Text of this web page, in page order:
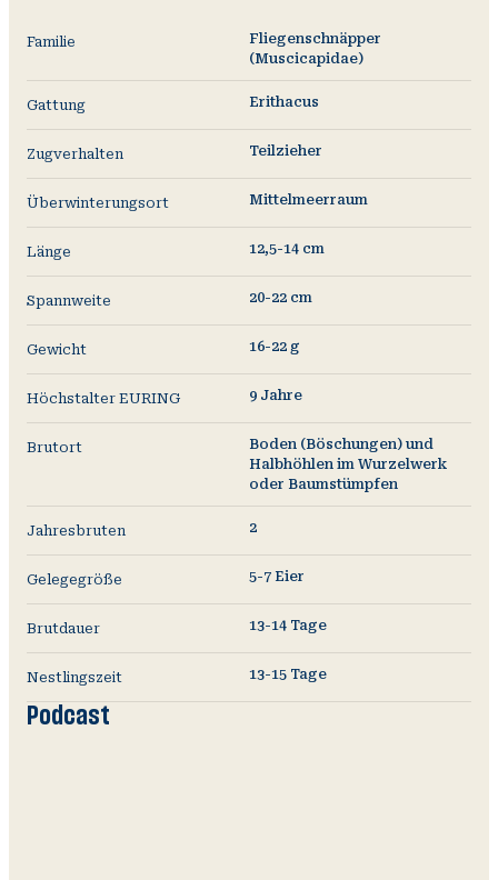
Familie
Fliegenschnäpper
(Muscicapidae)
Gattung Erithacus
Zugverhalten Teilzieher
Überwinterungsort Mittelmeerraum
Länge 12,5-14 cm
Spannweite 20-22 cm
Gewicht 16-22 g
Höchstalter EURING 9 Jahre
Brutort
Boden (Böschungen) und
Halbhöhlen im Wurzelwerk
oder Baumstümpfen
Jahresbruten 2
Gelegegröße 5-7 Eier
Brutdauer 13-14 Tage
Nestlingszeit 13-15 Tage
Podcast